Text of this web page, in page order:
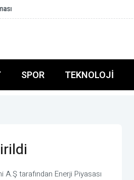
SPOR TEKNOLOJI
tarafından Enerji Piyasası